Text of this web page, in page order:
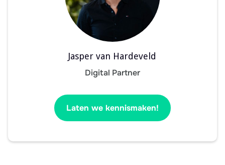
Jasper van Hardeveld
Digital Partner
Laten we kennismaken!